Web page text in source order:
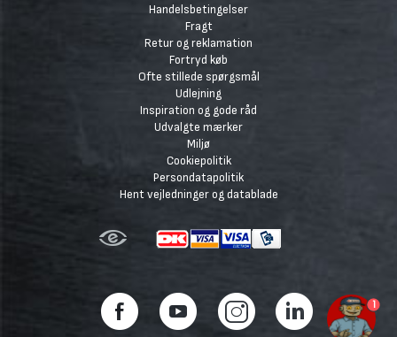
Handelsbetingelser
Fragt
Retur og reklamation
Fortryd køb
Ofte stillede spørgsmål
Udlejning
Inspiration og gode råd
Udvalgte mærker
Miljø
Cookiepolitik
Persondatapolitik
Hent vejledninger og datablade
1